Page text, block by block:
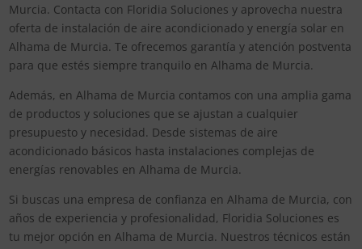
Murcia. Contacta con Floridia Soluciones y aprovecha nuestra
oferta de instalación de aire acondicionado y energía solar en
Alhama de Murcia. Te ofrecemos garantía y atención postventa
para que estés siempre tranquilo en Alhama de Murcia.
Además, en Alhama de Murcia contamos con una amplia gama
de productos y soluciones que se ajustan a cualquier
presupuesto y necesidad. Desde sistemas de aire
acondicionado básicos hasta instalaciones complejas de
energías renovables en Alhama de Murcia.
Si buscas una empresa de confianza en Alhama de Murcia, con
años de experiencia y profesionalidad, Floridia Soluciones es
tu mejor opción en Alhama de Murcia. Nuestros técnicos están